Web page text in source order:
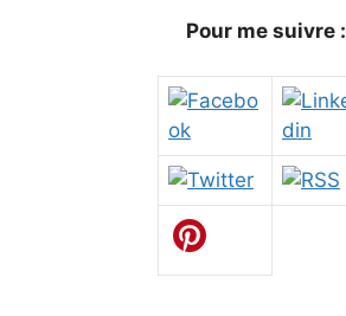
Pour me suivre :